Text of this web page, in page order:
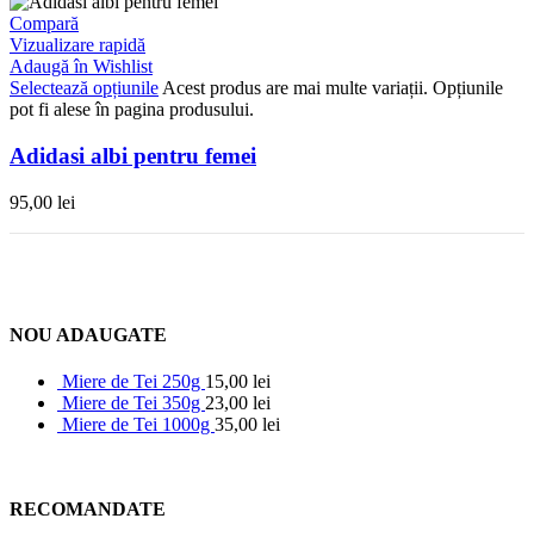
Compară
Vizualizare rapidă
Adaugă în Wishlist
Selectează opțiunileAcest produs are mai multe variații. Opțiunile
pot fi alese în pagina produsului.
Adidasi albi pentru femei
95,00 lei
NOU ADAUGATE
Miere de Tei 250g 15,00 lei
Miere de Tei 350g 23,00 lei
Miere de Tei 1000g 35,00 lei
RECOMANDATE